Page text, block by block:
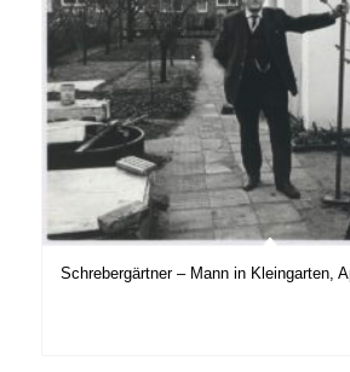
Schrebergärtner – Mann in Kleingarten,